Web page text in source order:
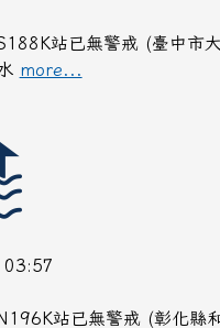
站已無警戒 (臺中市
more...
站已無警戒 (彰化縣